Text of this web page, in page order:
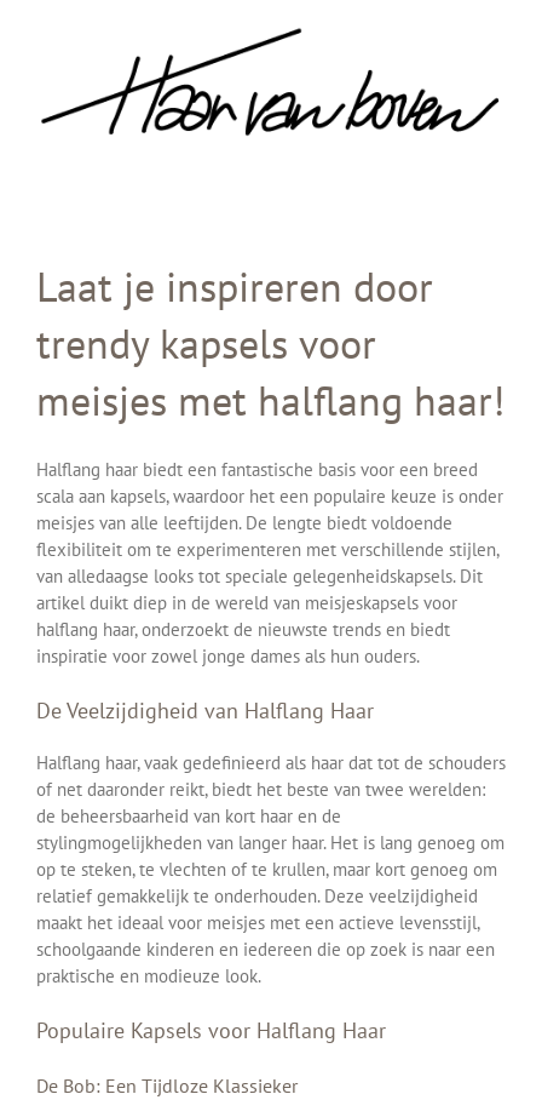
Laat je inspireren door
trendy kapsels voor
meisjes met halflang haar!
Halflang haar biedt een fantastische basis voor een breed
scala aan kapsels, waardoor het een populaire keuze is onder
meisjes van alle leeftijden. De lengte biedt voldoende
flexibiliteit om te experimenteren met verschillende stijlen,
van alledaagse looks tot speciale gelegenheidskapsels. Dit
artikel duikt diep in de wereld van meisjeskapsels voor
halflang haar, onderzoekt de nieuwste trends en biedt
inspiratie voor zowel jonge dames als hun ouders.
De Veelzijdigheid van Halflang Haar
Halflang haar, vaak gedefinieerd als haar dat tot de schouders
of net daaronder reikt, biedt het beste van twee werelden:
de beheersbaarheid van kort haar en de
stylingmogelijkheden van langer haar. Het is lang genoeg om
op te steken, te vlechten of te krullen, maar kort genoeg om
relatief gemakkelijk te onderhouden. Deze veelzijdigheid
maakt het ideaal voor meisjes met een actieve levensstijl,
schoolgaande kinderen en iedereen die op zoek is naar een
praktische en modieuze look.
Populaire Kapsels voor Halflang Haar
De Bob: Een Tijdloze Klassieker